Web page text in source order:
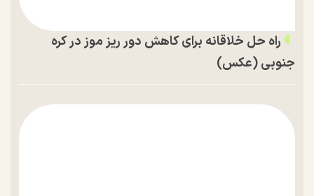
راه حل خلاقانه برای کاهش دور ریز موز در کره
جنوبی (عکس)